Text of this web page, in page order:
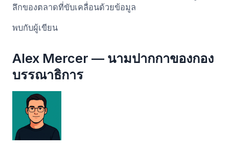
ลึกของตลาดที่ขับเคลื่อนด้วยข้อมูล
พบกับผู้เขียน
Alex Mercer — นามปากกาของกอง
บรรณาธิการ